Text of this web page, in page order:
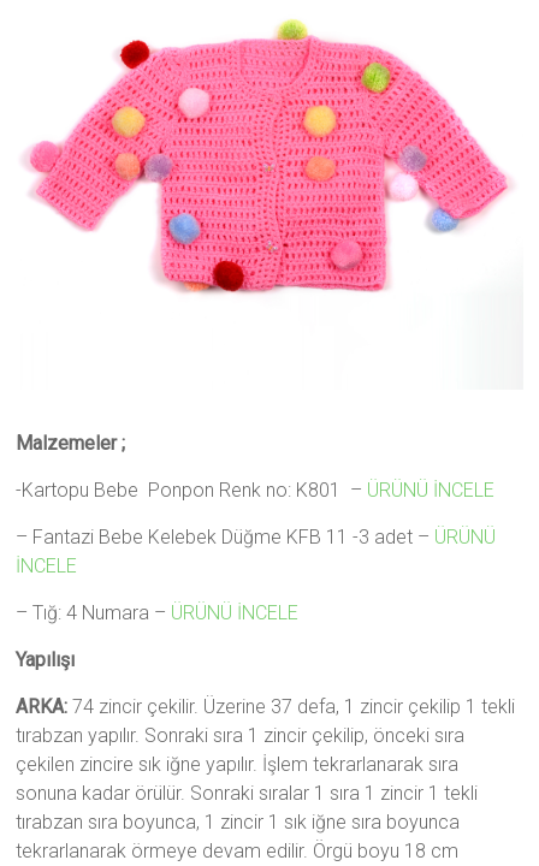
Malzemeler ;
-Kartopu Bebe Ponpon Renk no: K801 – ÜRÜNÜ İNCELE
– Fantazi Bebe Kelebek Düğme KFB 11 -3 adet – ÜRÜNÜ
İNCELE
– Tığ: 4 Numara – ÜRÜNÜ İNCELE
Yapılışı
ARKA: 74 zincir çekilir. Üzerine 37 defa, 1 zincir çekilip 1 tekli
tırabzan yapılır. Sonraki sıra 1 zincir çekilip, önceki sıra
çekilen zincire sık iğne yapılır. İşlem tekrarlanarak sıra
sonuna kadar örülür. Sonraki sıralar 1 sıra 1 zincir 1 tekli
tırabzan sıra boyunca, 1 zincir 1 sık iğne sıra boyunca
tekrarlanarak örmeye devam edilir. Örgü boyu 18 cm